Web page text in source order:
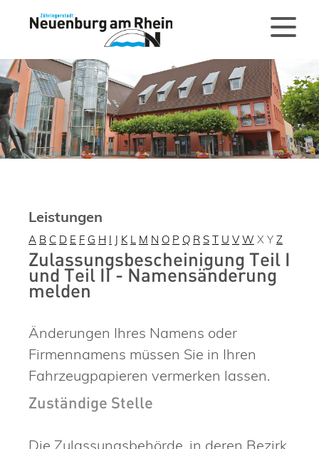
Leistungen
A B C D E F G H I J K L M N O P Q R S T U V W X Y Z
Zulassungsbescheinigung Teil I
und Teil II - Namensänderung
melden
Änderungen Ihres Namens oder
Firmennamens müssen Sie in Ihren
Fahrzeugpapieren vermerken lassen.
Zuständige Stelle
Die Zulassungsbehörde, in deren Bezirk